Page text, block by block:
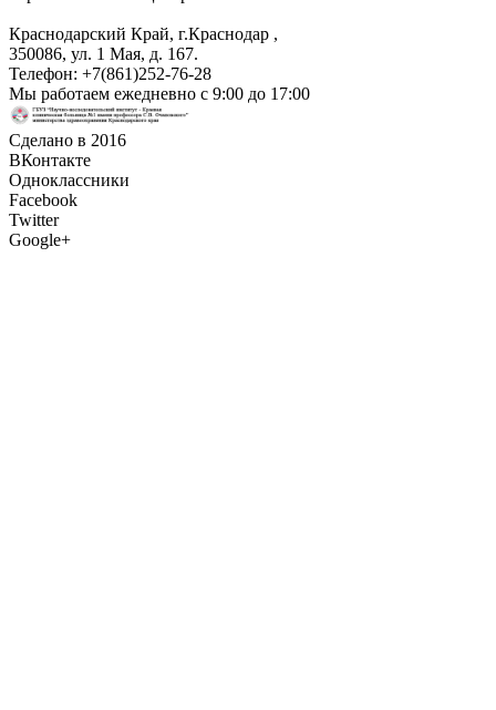
Краснодарский Край, г.Краснодар ,
350086, ул. 1 Мая, д. 167.
Телефон: +7(861)252-76-28
Мы работаем ежедневно с 9:00 до 17:00
Сделано в 2016
ВКонтакте
Одноклассники
Facebook
Twitter
Google+